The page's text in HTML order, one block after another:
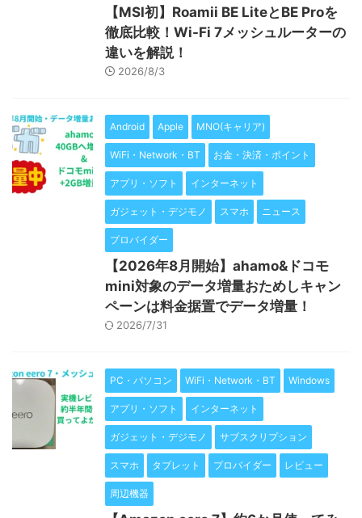
【MSI初】Roamii BE LiteとBE Proを
徹底比較！Wi-Fi 7メッシュルーターの
違いを解説！
2026/8/3
Android Apple MNO(キャリア)
WiFi・Network・BT お金・決済・ポイント
アプリ・ソフト インターネット
ガジェット・デジモノ スマホ ニュース
プロバイダー
【2026年8月開始】ahamo&ドコモ
mini対象のデータ増量おためしキャン
ペーンは料金据置でデータ増量！
2026/7/31
PC・パソコン WiFi・Network・BT Windows
アプリ・ソフト インターネット
ガジェット・デジモノ サブスクリプション
スマホ タブレット プロバイダー レビュー
周辺機器